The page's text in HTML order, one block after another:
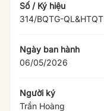
Số / Ký hiệu
314/BQTG-QL&HTQT
Ngày ban hành
06/05/2026
Người ký
Trần Hoàng